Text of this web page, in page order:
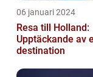
06 januari 2024
Resa till Holland:
Upptäckande av
destination